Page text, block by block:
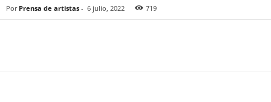
Por Prensa de artistas - 6 julio, 2022 719